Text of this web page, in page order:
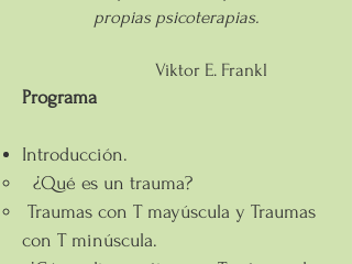
propias psicoterapias.
Viktor E. Frankl
Programa
Introducción.
¿Qué es un trauma?
Traumas con T mayúscula y Traumas
con T minúscula.